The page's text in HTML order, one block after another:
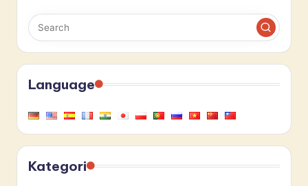
Language
Kategori